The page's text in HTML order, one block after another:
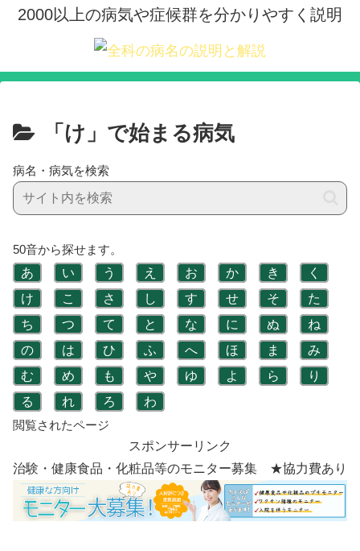
2000以上の病気や症候群を分かりやすく説明
「け」で始まる病気
病名・病気を検索
50音から探せます。
あ
い う え お か き
く
け
こ さ し す せ そ
た
ち
つ て と な に ぬ
ね
の
は ひ ふ へ ほ ま
み
む
め も や ゆ よ ら
り
る
れ ろ
わ
閲覧されたページ
スポンサーリンク
治験・健康食品・化粧品等のモニター募集 ★協力費あり